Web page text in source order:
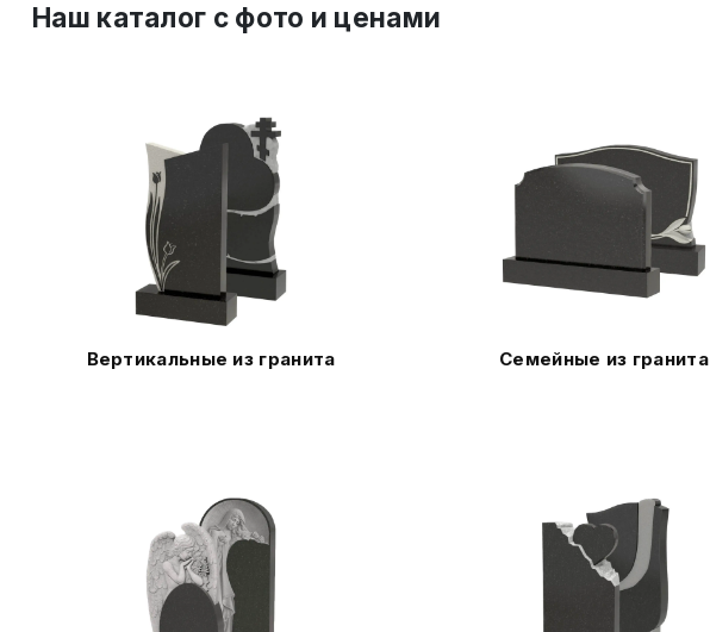
Наш каталог c фото и ценами
Вертикальные из гранита Семейные из гранита